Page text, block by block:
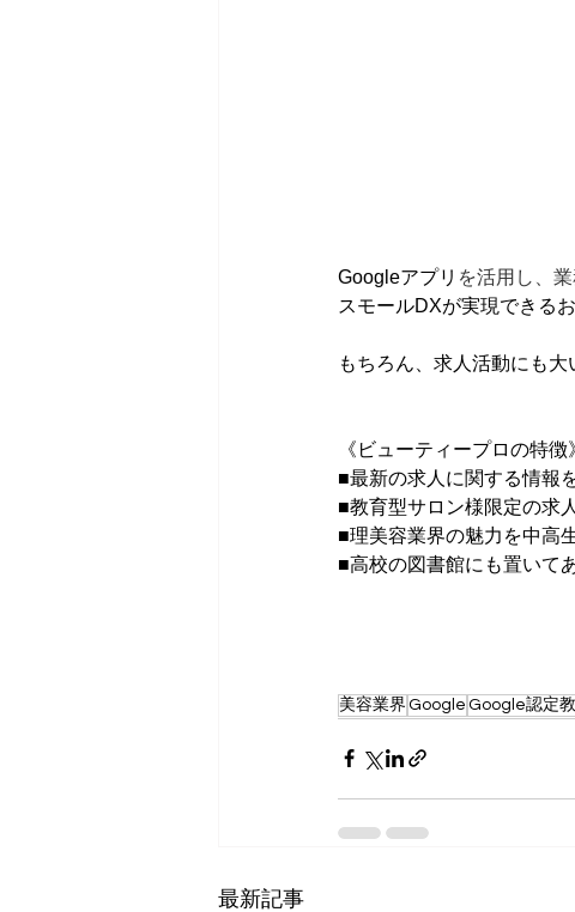
Googleアプリ を活用し、
スモールDXが実現できる
もちろん、求人活動にも大
《ビューティープロの特徴
■最新の求人に関する情報
■教育型サロン様限定の求
■理美容業界の魅力を中高
■高校の図書館にも置いて
美容業界 Google Google認定
最新記事